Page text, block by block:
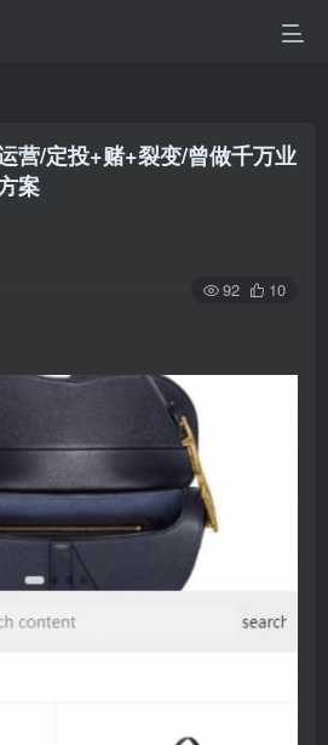
营/定投+赌+裂变/曾做千万业
案
92 10